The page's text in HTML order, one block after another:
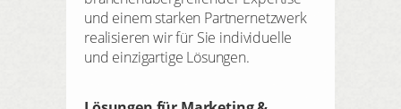
und einem starken Partnernetzwerk
realisieren wir für Sie individuelle
und einzigartige Lösungen.